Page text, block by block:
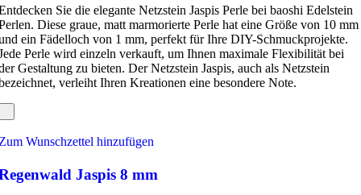
Sie die elegante Netzstein Jaspis Perle bei baoshi Edelstein
Diese graue, matt marmorierte Perle hat eine Größe von 10 mm
ein Fädelloch von 1 mm, perfekt für Ihre DIY-Schmuckprojekte.
Perle wird einzeln verkauft, um Ihnen maximale Flexibilität bei
Gestaltung zu bieten. Der Netzstein Jaspis, auch als Netzstein
verleiht Ihren Kreationen eine besondere Note.
Wunschzettel hinzufügen
Jaspis 8 mm